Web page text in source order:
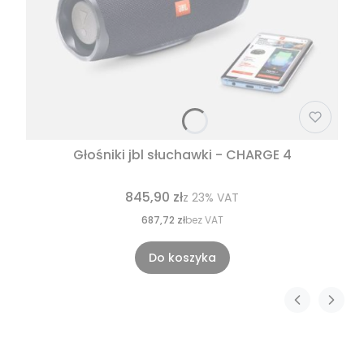
Głośniki jbl słuchawki - CHARGE 4
845,90 złz 23% VAT
687,72 złbez VAT
Do koszyka